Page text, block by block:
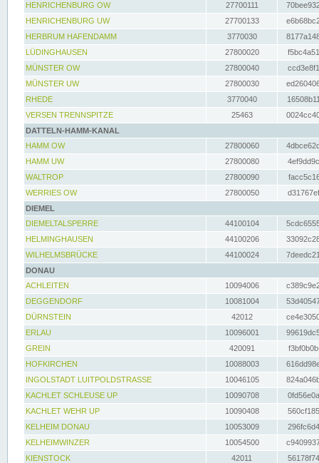
HENRICHENBURG OW
27700111
HENRICHENBURG UW
27700133
HERBRUM HAFENDAMM
3770030
LÜDINGHAUSEN
27800020
MÜNSTER OW
27800040
MÜNSTER UW
27800030
RHEDE
3770040
VERSEN TRENNSPITZE
25463
DATTELN-HAMM-KANAL
HAMM OW
27800060
HAMM UW
27800080
WALTROP
27800090
WERRIES OW
27800050
DIEMEL
DIEMELTALSPERRE
44100104
HELMINGHAUSEN
44100206
WILHELMSBRÜCKE
44100024
DONAU
ACHLEITEN
10094006
DEGGENDORF
10081004
DÜRNSTEIN
42012
ERLAU
10096001
GREIN
420091
HOFKIRCHEN
10088003
INGOLSTADT LUITPOLDSTRASSE
10046105
KACHLET SCHLEUSE UP
10090708
KACHLET WEHR UP
10090408
KELHEIM DONAU
10053009
KELHEIMWINZER
10054500
KIENSTOCK
42011